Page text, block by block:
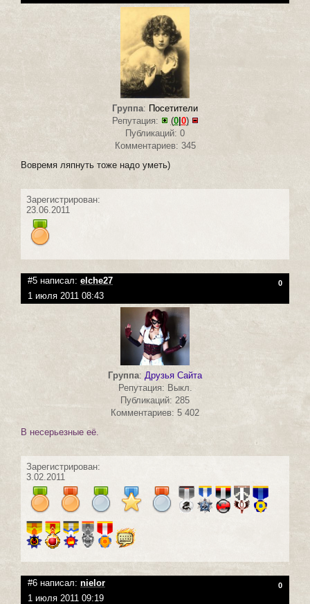
Группа: Посетители
Репутация:
(0| 0)
Публикаций: 0
Комментариев: 345
Вовремя ляпнуть тоже надо уметь)
Зарегистрирован:
23.06.2011
#5 написал: elche27 0
1 июля 2011 08:43
Группа: Друзья Сайта
Репутация: Выкл.
Публикаций: 285
Комментариев: 5 402
В несерьезные её.
Зарегистрирован:
3.02.2011
#6 написал: nielor 0
1 июля 2011 09:19